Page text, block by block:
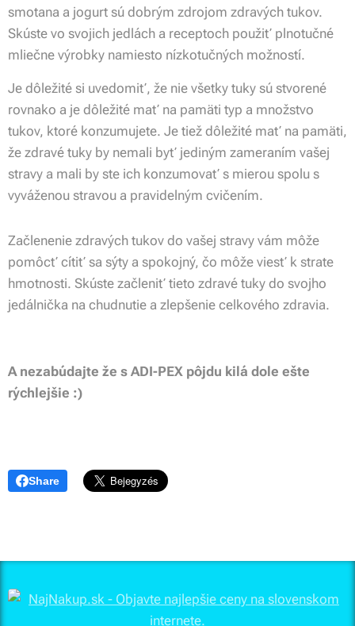
smotana a jogurt sú dobrým zdrojom zdravých tukov.
Skúste vo svojich jedlách a receptoch použiť plnotučné
mliečne výrobky namiesto nízkotučných možností.
Je dôležité si uvedomiť, že nie všetky tuky sú stvorené
rovnako a je dôležité mať na pamäti typ a množstvo
tukov, ktoré konzumujete. Je tiež dôležité mať na pamäti,
že zdravé tuky by nemali byť jediným zameraním vašej
stravy a mali by ste ich konzumovať s mierou spolu s
vyváženou stravou a pravidelným cvičením.
Začlenenie zdravých tukov do vašej stravy vám môže
pomôcť cítiť sa sýty a spokojný, čo môže viesť k strate
hmotnosti. Skúste začleniť tieto zdravé tuky do svojho
jedálnička na chudnutie a zlepšenie celkového zdravia.
A nezabúdajte že s ADI-PEX pôjdu kilá dole ešte
rýchlejšie :)
Share